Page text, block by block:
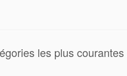
les plus courantes